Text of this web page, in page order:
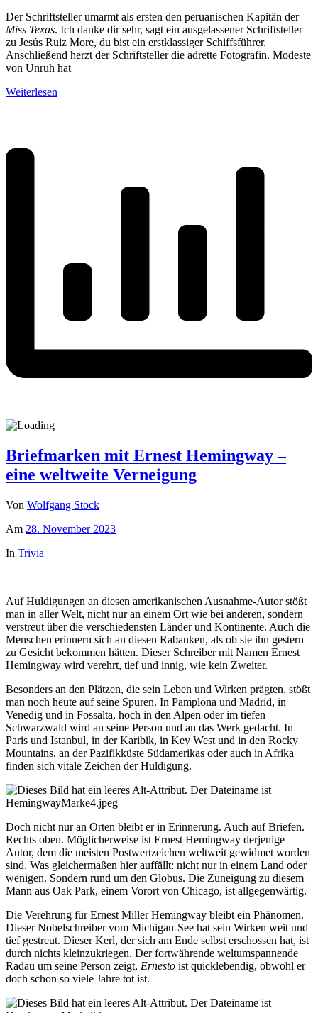
Der Schriftsteller umarmt als ersten den peruanischen Kapitän der
Miss Texas. Ich danke dir sehr, sagt ein ausgelassener Schriftsteller
zu Jesús Ruiz More, du bist ein erstklassiger Schiffsführer.
Anschließend herzt der Schriftsteller die adrette Fotografin. Modeste
von Unruh hat
Weiterlesen
Briefmarken mit Ernest Hemingway –
eine weltweite Verneigung
Von Wolfgang Stock
Am 28. November 2023
In Trivia
Auf Huldigungen an diesen amerikanischen Ausnahme-Autor stößt
man in aller Welt, nicht nur an einem Ort wie bei anderen, sondern
verstreut über die verschiedensten Länder und Kontinente. Auch die
Menschen erinnern sich an diesen Rabauken, als ob sie ihn gestern
zu Gesicht bekommen hätten. Dieser Schreiber mit Namen Ernest
Hemingway wird verehrt, tief und innig, wie kein Zweiter.
Besonders an den Plätzen, die sein Leben und Wirken prägten, stößt
man noch heute auf seine Spuren. In Pamplona und Madrid, in
Venedig und in Fossalta, hoch in den Alpen oder im tiefen
Schwarzwald wird an seine Person und an das Werk gedacht. In
Paris und Istanbul, in der Karibik, in Key West und in den Rocky
Mountains, an der Pazifikküste Südamerikas oder auch in Afrika
finden sich vitale Zeichen der Huldigung.
Doch nicht nur an Orten bleibt er in Erinnerung. Auch auf Briefen.
Rechts oben. Möglicherweise ist Ernest Hemingway derjenige
Autor, dem die meisten Postwertzeichen weltweit gewidmet worden
sind. Was gleichermaßen hier auffällt: nicht nur in einem Land oder
wenigen. Sondern rund um den Globus. Die Zuneigung zu diesem
Mann aus Oak Park, einem Vorort von Chicago, ist allgegenwärtig.
Die Verehrung für Ernest Miller Hemingway bleibt ein Phänomen.
Dieser Nobelschreiber vom Michigan-See hat sein Wirken weit und
tief gestreut. Dieser Kerl, der sich am Ende selbst erschossen hat, ist
durch nichts kleinzukriegen. Der fortwährende weltumspannende
Radau um seine Person zeigt, Ernesto ist quicklebendig, obwohl er
doch schon so viele Jahre tot ist.